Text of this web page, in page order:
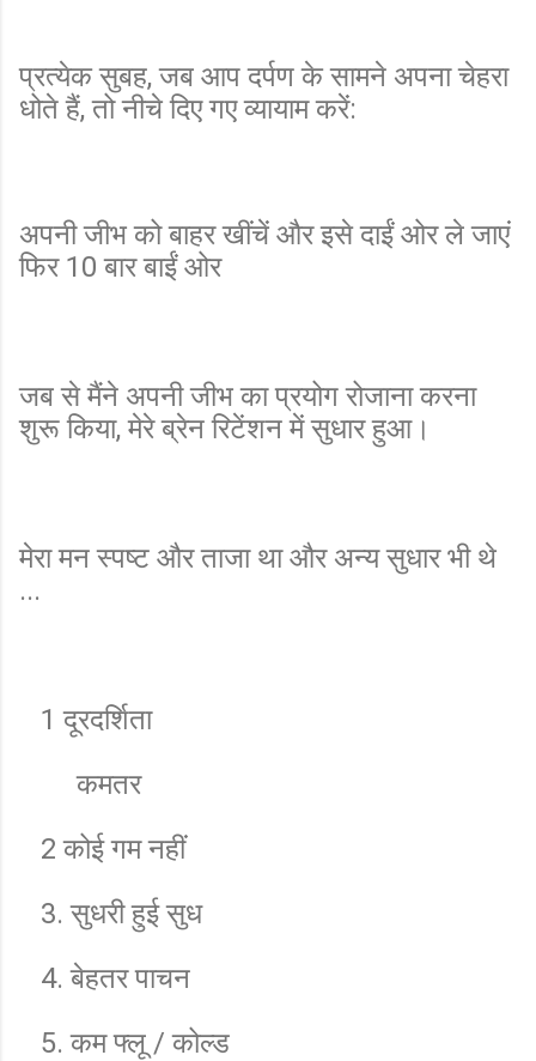
प्रत्येक सुबह, जब आप दर्पण के सामने अपना चेहरा
धोते हैं, तो नीचे दिए गए व्यायाम करें:
अपनी जीभ को बाहर खींचें और इसे दाईं ओर ले जाएं
फिर 10 बार बाईं ओर
जब से मैंने अपनी जीभ का प्रयोग रोजाना करना
शुरू किया, मेरे ब्रेन रिटेंशन में सुधार हुआ।
मेरा मन स्पष्ट और ताजा था और अन्य सुधार भी थे
...
1 दूरदर्शिता
कमतर
2 कोई गम नहीं
3. सुधरी हुई सुध
4. बेहतर पाचन
5. कम फ्लू / कोल्ड